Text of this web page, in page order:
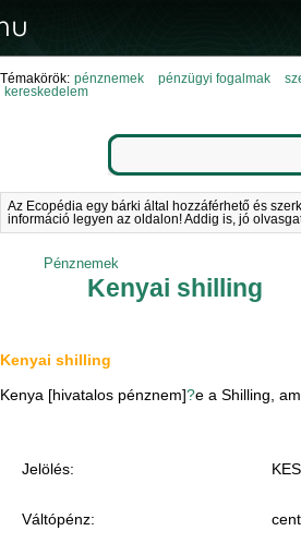
Témakörök: pénznemek pénzügyi fogalmak
kereskedelem
Az Ecopédia egy bárki által hozzáférhető és
információ legyen az oldalon! Addig is, jó
Pénznemek
Kenyai shilling
Kenyai shilling
Kenya [hivatalos pénznem]?e a Shilling,
Jelölés:
Váltópénz: